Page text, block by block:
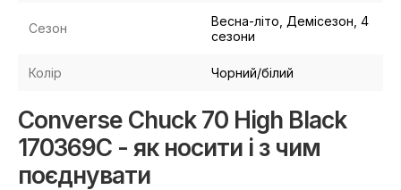
Сезон
Весна-літо, Демісезон, 4
сезони
Колір Чорний/білий
Converse Chuck 70 High Black
170369C - як носити і з чим
поєднувати